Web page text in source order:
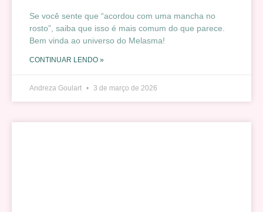
Se você sente que “acordou com uma mancha no
rosto”, saiba que isso é mais comum do que parece.
Bem vinda ao universo do Melasma!
CONTINUAR LENDO »
Andreza Goulart 3 de março de 2026